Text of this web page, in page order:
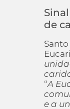
de
“A
e a